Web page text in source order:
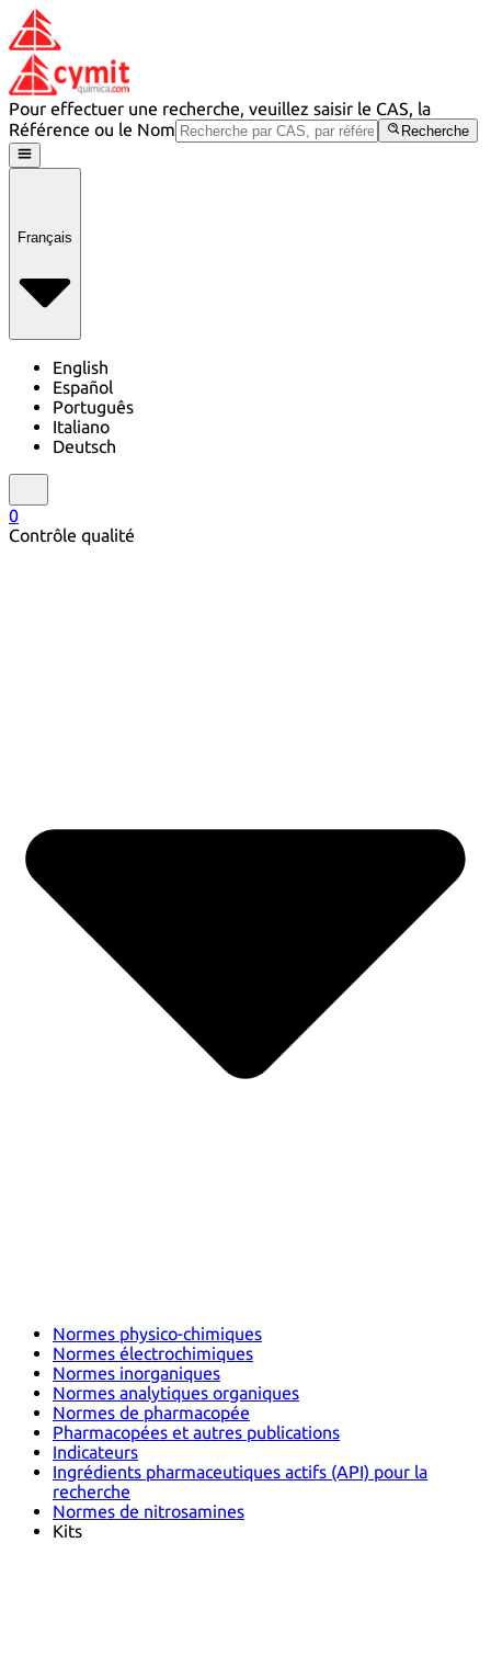
Pour effectuer une recherche, veuillez saisir le CAS, la
Référence ou le Nom
Recherche
Français
English
Español
Português
Italiano
Deutsch
0
Contrôle qualité
Normes physico-chimiques
Normes électrochimiques
Normes inorganiques
Normes analytiques organiques
Normes de pharmacopée
Pharmacopées et autres publications
Indicateurs
Ingrédients pharmaceutiques actifs (API) pour la
recherche
Normes de nitrosamines
Kits